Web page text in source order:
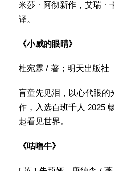
米莎 · 阿彻新作，艾瑞 ·
译。
《小威的眼睛》
杜宛霖 / 著；明天出版社
盲童先见泪，以心代眼的
作，入选百班千人 2025
起看见世界。
《咕噜牛》